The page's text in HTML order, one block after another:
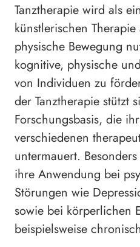
Tanztherapie wird als
künstlerischen
physische Bewegung
kognitive, physische
von Individuen zu
der Tanztherapie stützt
Forschungsbasis, die
verschiedenen
untermauert.
ihre Anwendung bei
Störungen wie
sowie bei körperlichen
beispielsweise